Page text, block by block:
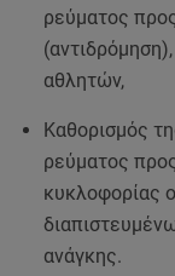
ρεύματος
αθλητών,
Καθορισμός
ρεύματος
κυκλοφορίας
ανάγκης.